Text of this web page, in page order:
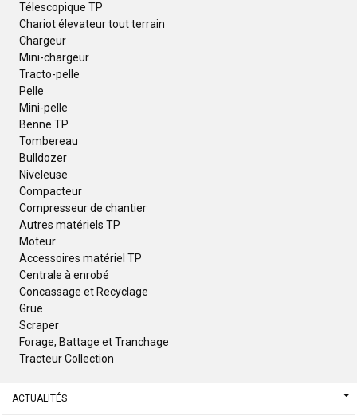
Télescopique TP
Chariot élevateur tout terrain
Chargeur
Mini-chargeur
Tracto-pelle
Pelle
Mini-pelle
Benne TP
Tombereau
Bulldozer
Niveleuse
Compacteur
Compresseur de chantier
Autres matériels TP
Moteur
Accessoires matériel TP
Centrale à enrobé
Concassage et Recyclage
Grue
Scraper
Forage, Battage et Tranchage
Tracteur Collection
ACTUALITÉS